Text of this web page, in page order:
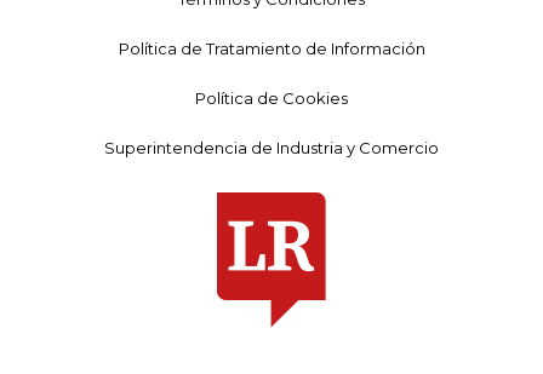
Política de Tratamiento de Información
Política de Cookies
Superintendencia de Industria y Comercio